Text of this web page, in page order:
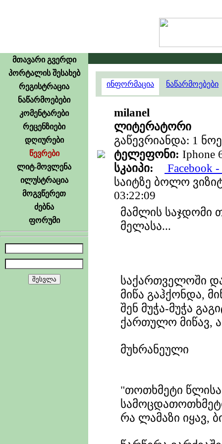
მთავარი გვერდი
პორტალის შესახებ
რეგისტრაცია
ნაწარმოებები
კომენტარები
რეცენზიები
დღიურები
წევრები
ლიტ-მოვლენა
ილუსტრაცია
მოგვწერეთ
ძებნა
ფორუმი
ინფორმაცია ნაწარმოებები
milanel
ლიტერატორი
გაწევრიანდა: 1
ტელეფონი: Iphone
სკაიპი:
Facebook
საიტზე ბოლო
03:22:09
მამლის საჯდომი
მელასა...
საქართველოში
მიწა გაჰქონდა,
შენ მუჭა-მუჭა
ქართულო მიწავ,
მუხრანეული
"თოთხმეტი წლისა
რა ლამაზი იყავ,